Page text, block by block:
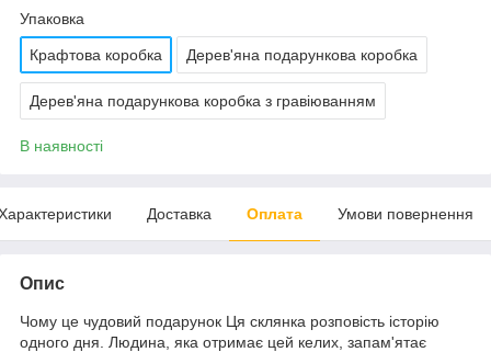
Упаковка
Крафтова коробка Дерев'яна подарункова коробка
Дерев'яна подарункова коробка з гравіюванням
В наявності
Доставка Оплата Умови повернення
Опис
Чому це чудовий подарунок Ця склянка розповість історію
одного дня. Людина, яка отримає цей келих, запам'ятає